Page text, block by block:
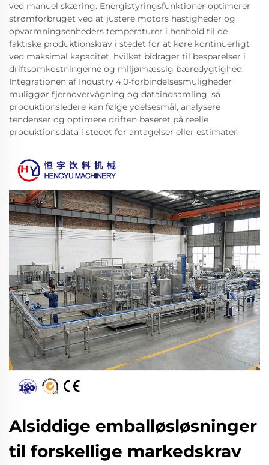
ved manuel skæring. Energistyringsfunktioner optimerer
strømforbruget ved at justere motors hastigheder og
opvarmningsenheders temperaturer i henhold til de
faktiske produktionskrav i stedet for at køre kontinuerligt
ved maksimal kapacitet, hvilket bidrager til besparelser i
driftsomkostningerne og miljømæssig bæredygtighed.
Integrationen af Industry 4.0-forbindelsesmuligheder
muliggør fjernovervågning og dataindsamling, så
produktionsledere kan følge ydelsesmål, analysere
tendenser og optimere driften baseret på reelle
produktionsdata i stedet for antagelser eller estimater.
Alsiddige emballøsløsninger
til forskellige markedskrav